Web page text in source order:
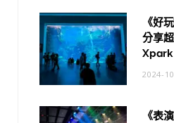
《好
分享
Xpark
2024-
《表